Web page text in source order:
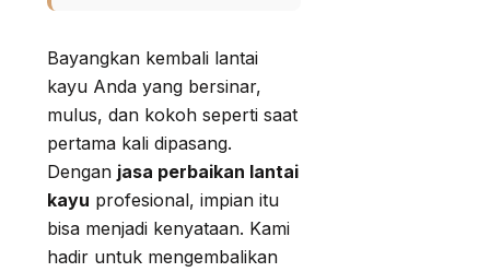
Bayangkan kembali lantai
kayu Anda yang bersinar,
mulus, dan kokoh seperti saat
pertama kali dipasang.
Dengan jasa perbaikan lantai
kayu profesional, impian itu
bisa menjadi kenyataan. Kami
hadir untuk mengembalikan